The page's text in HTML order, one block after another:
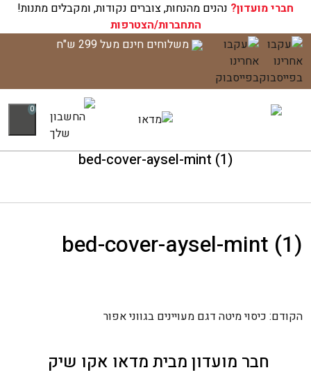
חברי מועדון? נהנים מהנחות, צוברים נקודות, ומקבלים מתנות!
התחברות/הצטרפות
דלג
לתוכן
משלוחים חינם מעל 299 ש"ח
0
עגלת הקניות שלך ריקה כעת!
bed-cover-aysel-mint (1)
bed-cover-aysel-mint (1)
ניווט
הקודם: כיסוי מיטה דגם מעויינים בגווני אפור
חבר מועדון מבית מדאו אקו שיק